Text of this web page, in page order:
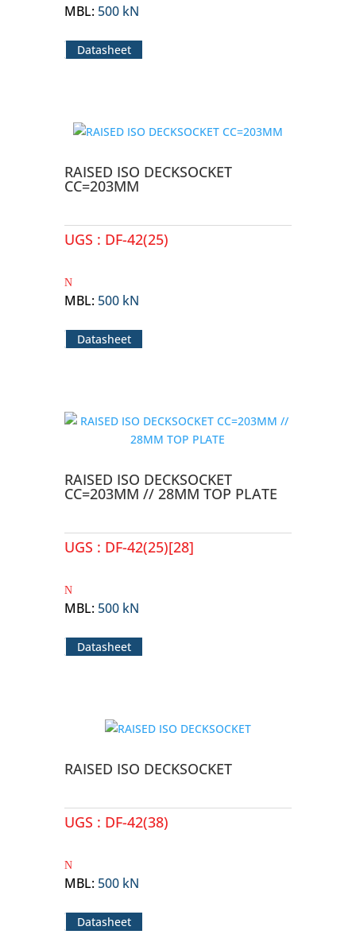
MBL: 500 kN
Datasheet
RAISED ISO DECKSOCKET
CC=203MM
UGS : DF-42(25)
MBL: 500 kN
Datasheet
RAISED ISO DECKSOCKET
CC=203MM // 28MM TOP PLATE
UGS : DF-42(25)[28]
MBL: 500 kN
Datasheet
RAISED ISO DECKSOCKET
UGS : DF-42(38)
MBL: 500 kN
Datasheet